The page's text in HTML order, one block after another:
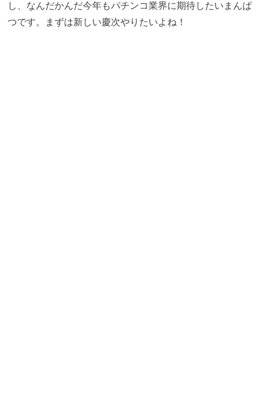
し、なんだかんだ今年もパチンコ業界に期待したいまんぱ
つです。まずは新しい慶次やりたいよね！